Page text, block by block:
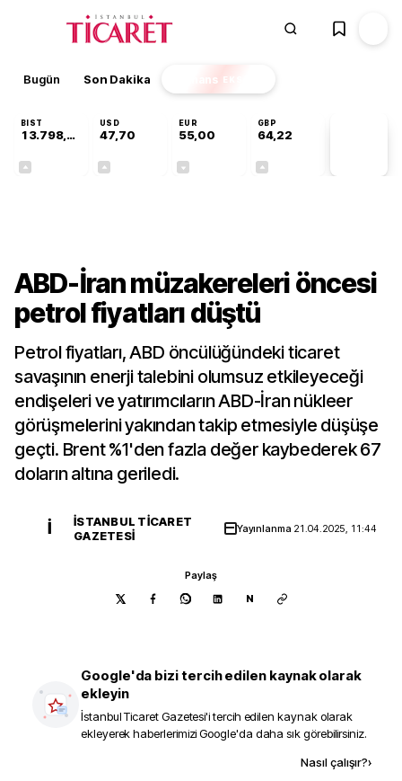
Bugün Son Dakika Finans EKSTRA
BIST
13.798,82
USD
47,70
EUR
55,00
GBP
64,22
ABD-İran müzakereleri öncesi
petrol fiyatları düştü
Petrol fiyatları, ABD öncülüğündeki ticaret
savaşının enerji talebini olumsuz etkileyeceği
endişeleri ve yatırımcıların ABD-İran nükleer
görüşmelerini yakından takip etmesiyle düşüşe
geçti. Brent %1'den fazla değer kaybederek 67
doların altına geriledi.
İ
İSTANBUL TICARET
GAZETESI
Yayınlanma 21.04.2025, 11:44
Paylaş
N
Google'da bizi tercih edilen kaynak olarak
ekleyin
İstanbul Ticaret Gazetesi'i tercih edilen kaynak olarak
ekleyerek haberlerimizi Google'da daha sık görebilirsiniz.
Nasıl çalışır?›